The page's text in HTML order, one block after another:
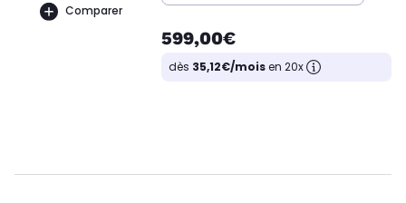
Comparer
599,00€
dès 35,12€/moisen 20x